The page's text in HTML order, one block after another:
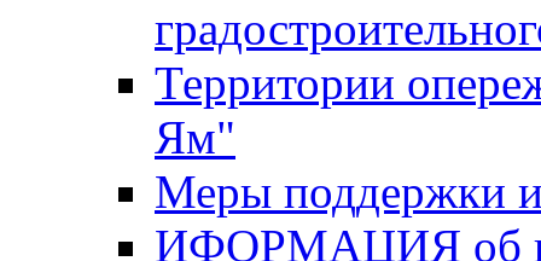
Территории
Ям"
Меры поддержки
ИФОРМАЦИЯ об